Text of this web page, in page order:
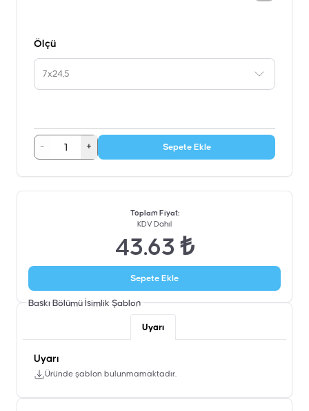
Ölçü
7x24,5
- + Sepete Ekle
Toplam Fiyat:
KDV Dahil
43.63 ₺
Sepete Ekle
Baskı Bölümü İsimlik Şablon
Uyarı
Uyarı
Üründe şablon bulunmamaktadır.